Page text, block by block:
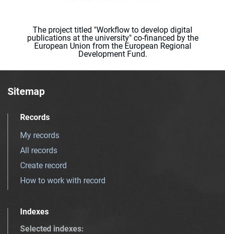
The project titled "Workflow to develop digital
publications at the university" co-financed by the
European Union from the European Regional
Development Fund.
Sitemap
Records
My records
All records
Create record
How to work with record
Indexes
Selected indexes: